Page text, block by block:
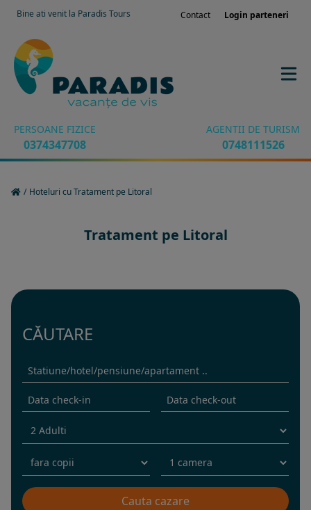
Bine ati venit la Paradis Tours Contact Login parteneri
PERSOANE FIZICE
0374347708
AGENTII DE TURISM
0748111526
/ Hoteluri cu Tratament pe Litoral
Tratament pe Litoral
CĂUTARE